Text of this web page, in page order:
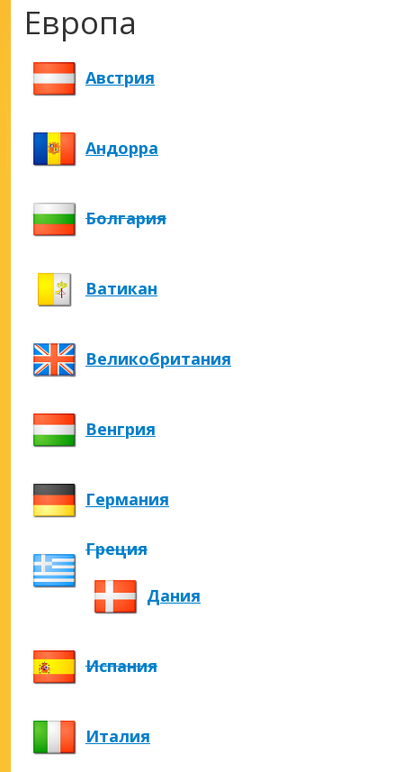
Европа
Австрия
Андорра
Болгария
Ватикан
Великобритания
Венгрия
Германия
Греция
Дания
Испания
Италия